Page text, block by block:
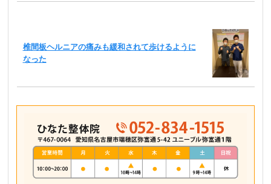
椎間板ヘルニアの痛みも緩和されて歩けるように
なった